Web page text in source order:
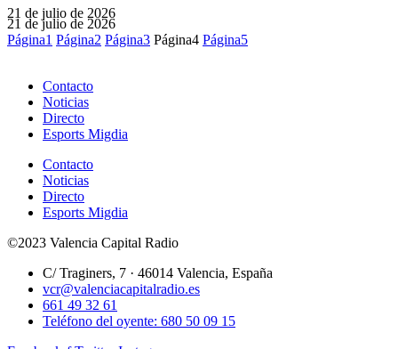
21 de julio de 2026
21 de julio de 2026
Página1 Página2 Página3 Página4 Página5
Contacto
Noticias
Directo
Esports Migdia
Contacto
Noticias
Directo
Esports Migdia
©2023 Valencia Capital Radio
C/ Traginers, 7 · 46014 Valencia, España
vcr@valenciacapitalradio.es
661 49 32 61
Teléfono del oyente: 680 50 09 15